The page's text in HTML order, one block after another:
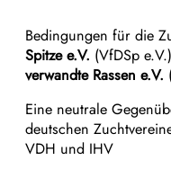
Bedingungen für die
Spitze e.V. (VfDSp
verwandte Rassen e.V.
Eine neutrale
deutschen
VDH und IHV